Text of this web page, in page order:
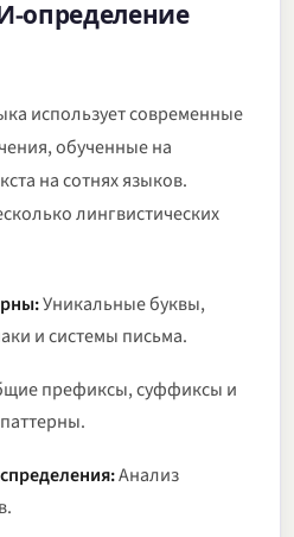
определение
использует современные
обученные на
на сотнях языков.
лингвистических
Уникальные буквы,
и системы письма.
префиксы, суффиксы и
Анализ